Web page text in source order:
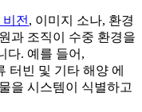
전 , 이미지 소나, 환경
과 조직이 수중 환경을
다. 예를 들어,
터빈 및 기타 해양 에
을 시스템이 식별하고